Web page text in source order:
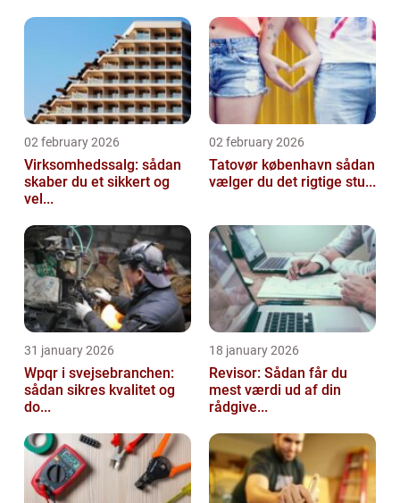
02 february 2026
Virksomhedssalg: sådan
skaber du et sikkert og
vel...
02 february 2026
Tatovør københavn sådan
vælger du det rigtige stu...
31 january 2026
Wpqr i svejsebranchen:
sådan sikres kvalitet og
do...
18 january 2026
Revisor: Sådan får du
mest værdi ud af din
rådgive...